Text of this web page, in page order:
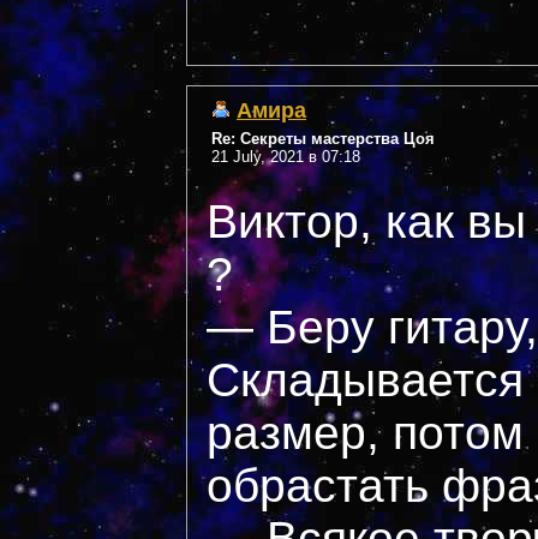
Амира
Re: Секреты мастерства Цоя
21 July, 2021 в 07:18
Виктор, как
?
— Беру
Складывается
размер, потом
обрастать